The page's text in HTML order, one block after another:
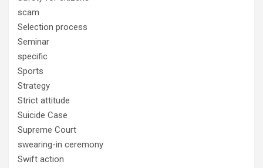
scam
Selection process
Seminar
specific
Sports
Strategy
Strict attitude
Suicide Case
Supreme Court
swearing-in ceremony
Swift action